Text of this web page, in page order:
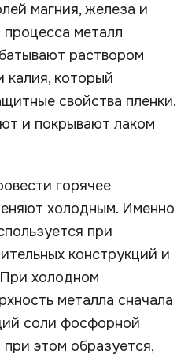
магния, железа и
металл
раствором
калия, который
свойства пленки.
и покрывают лаком
горячее
холодным. Именно
при
конструкций и
холодном
металла сначала
соли фосфорной
этом образуется,